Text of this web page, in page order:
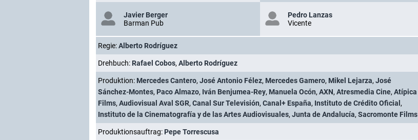
Javier Berger
Barman Pub
Pedro Lanzas
Vicente
Regie:Alberto Rodríguez
Drehbuch: Rafael Cobos, Alberto Rodríguez
Produktion: Mercedes Cantero, José Antonio Félez, Mercedes Gamero, Mikel Lejarza, José
Sánchez-Montes, Paco Almazo, Iván Benjumea-Rey, Manuela Ocón, AXN, Atresmedia Cine, Atípica
Films, Audiovisual Aval SGR, Canal Sur Televisión, Canal+ España, Instituto de Crédito Oficial ,
Instituto de la Cinematografía y de las Artes Audiovisuales, Junta de Andalucía, Sacromonte Films
Produktionsauftrag: Pepe Torrescusa